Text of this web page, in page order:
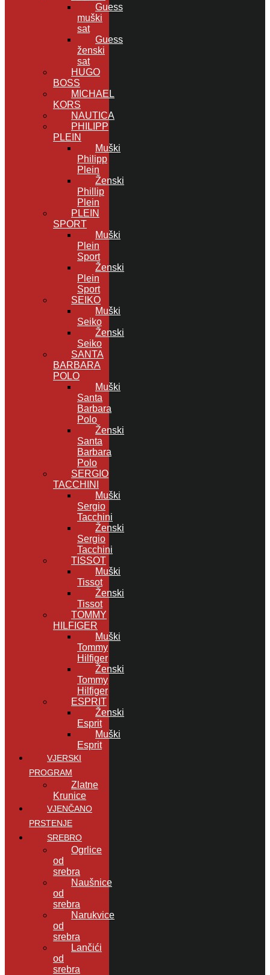
Guess
muški
sat
Guess
ženski
sat
HUGO
BOSS
MICHAEL
KORS
NAUTICA
PHILIPP
PLEIN
Muški
Philipp
Plein
Ženski
Phillip
Plein
PLEIN
SPORT
Muški
Plein
Sport
Ženski
Plein
Sport
SEIKO
Muški
Seiko
Ženski
Seiko
SANTA
BARBARA
POLO
Muški
Santa
Barbara
Polo
Ženski
Santa
Barbara
Polo
SERGIO
TACCHINI
Muški
Sergio
Tacchini
Ženski
Sergio
Tacchini
TISSOT
Muški
Tissot
Ženski
Tissot
TOMMY
HILFIGER
Muški
Tommy
Hilfiger
Ženski
Tommy
Hilfiger
ESPRIT
Ženski
Esprit
Muški
Esprit
VJERSKI
PROGRAM
Zlatne
Krunice
VJENČANO
PRSTENJE
SREBRO
Ogrlice
od
srebra
Naušnice
od
srebra
Narukvice
od
srebra
Lančići
od
srebra